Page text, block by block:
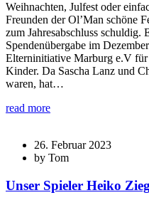
Weihnachten, Julfest oder
Freunden der Ol’Man schöne
zum Jahresabschluss schuldig.
Spendenübergabe im
Elterninitiative Marburg e.V
Kinder. Da Sascha Lanz und
waren, hat…
read more
26. Februar 2023
by Tom
Unser Spieler Heiko